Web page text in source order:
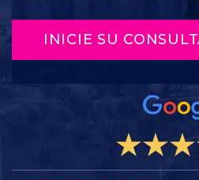
INICIE SU